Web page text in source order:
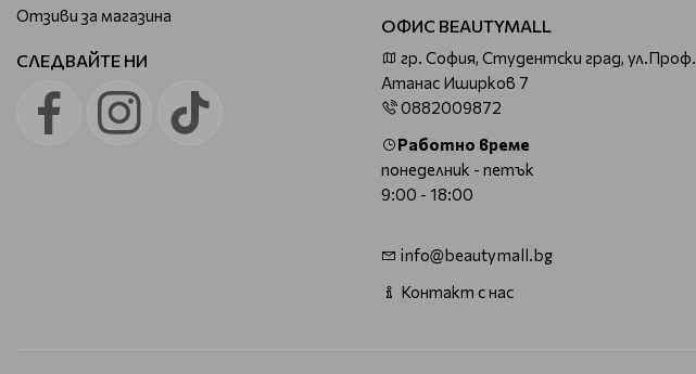
Отзиви за магазина
СЛЕДВАЙТЕ НИ
ОФИС BEAUTYMALL
гр. София, Студентски град, ул.Проф.
Атанас Иширков 7
0882009872
Работно време
понеделник - петък
9:00 - 18:00
info@beautymall.bg
Контакт с нас